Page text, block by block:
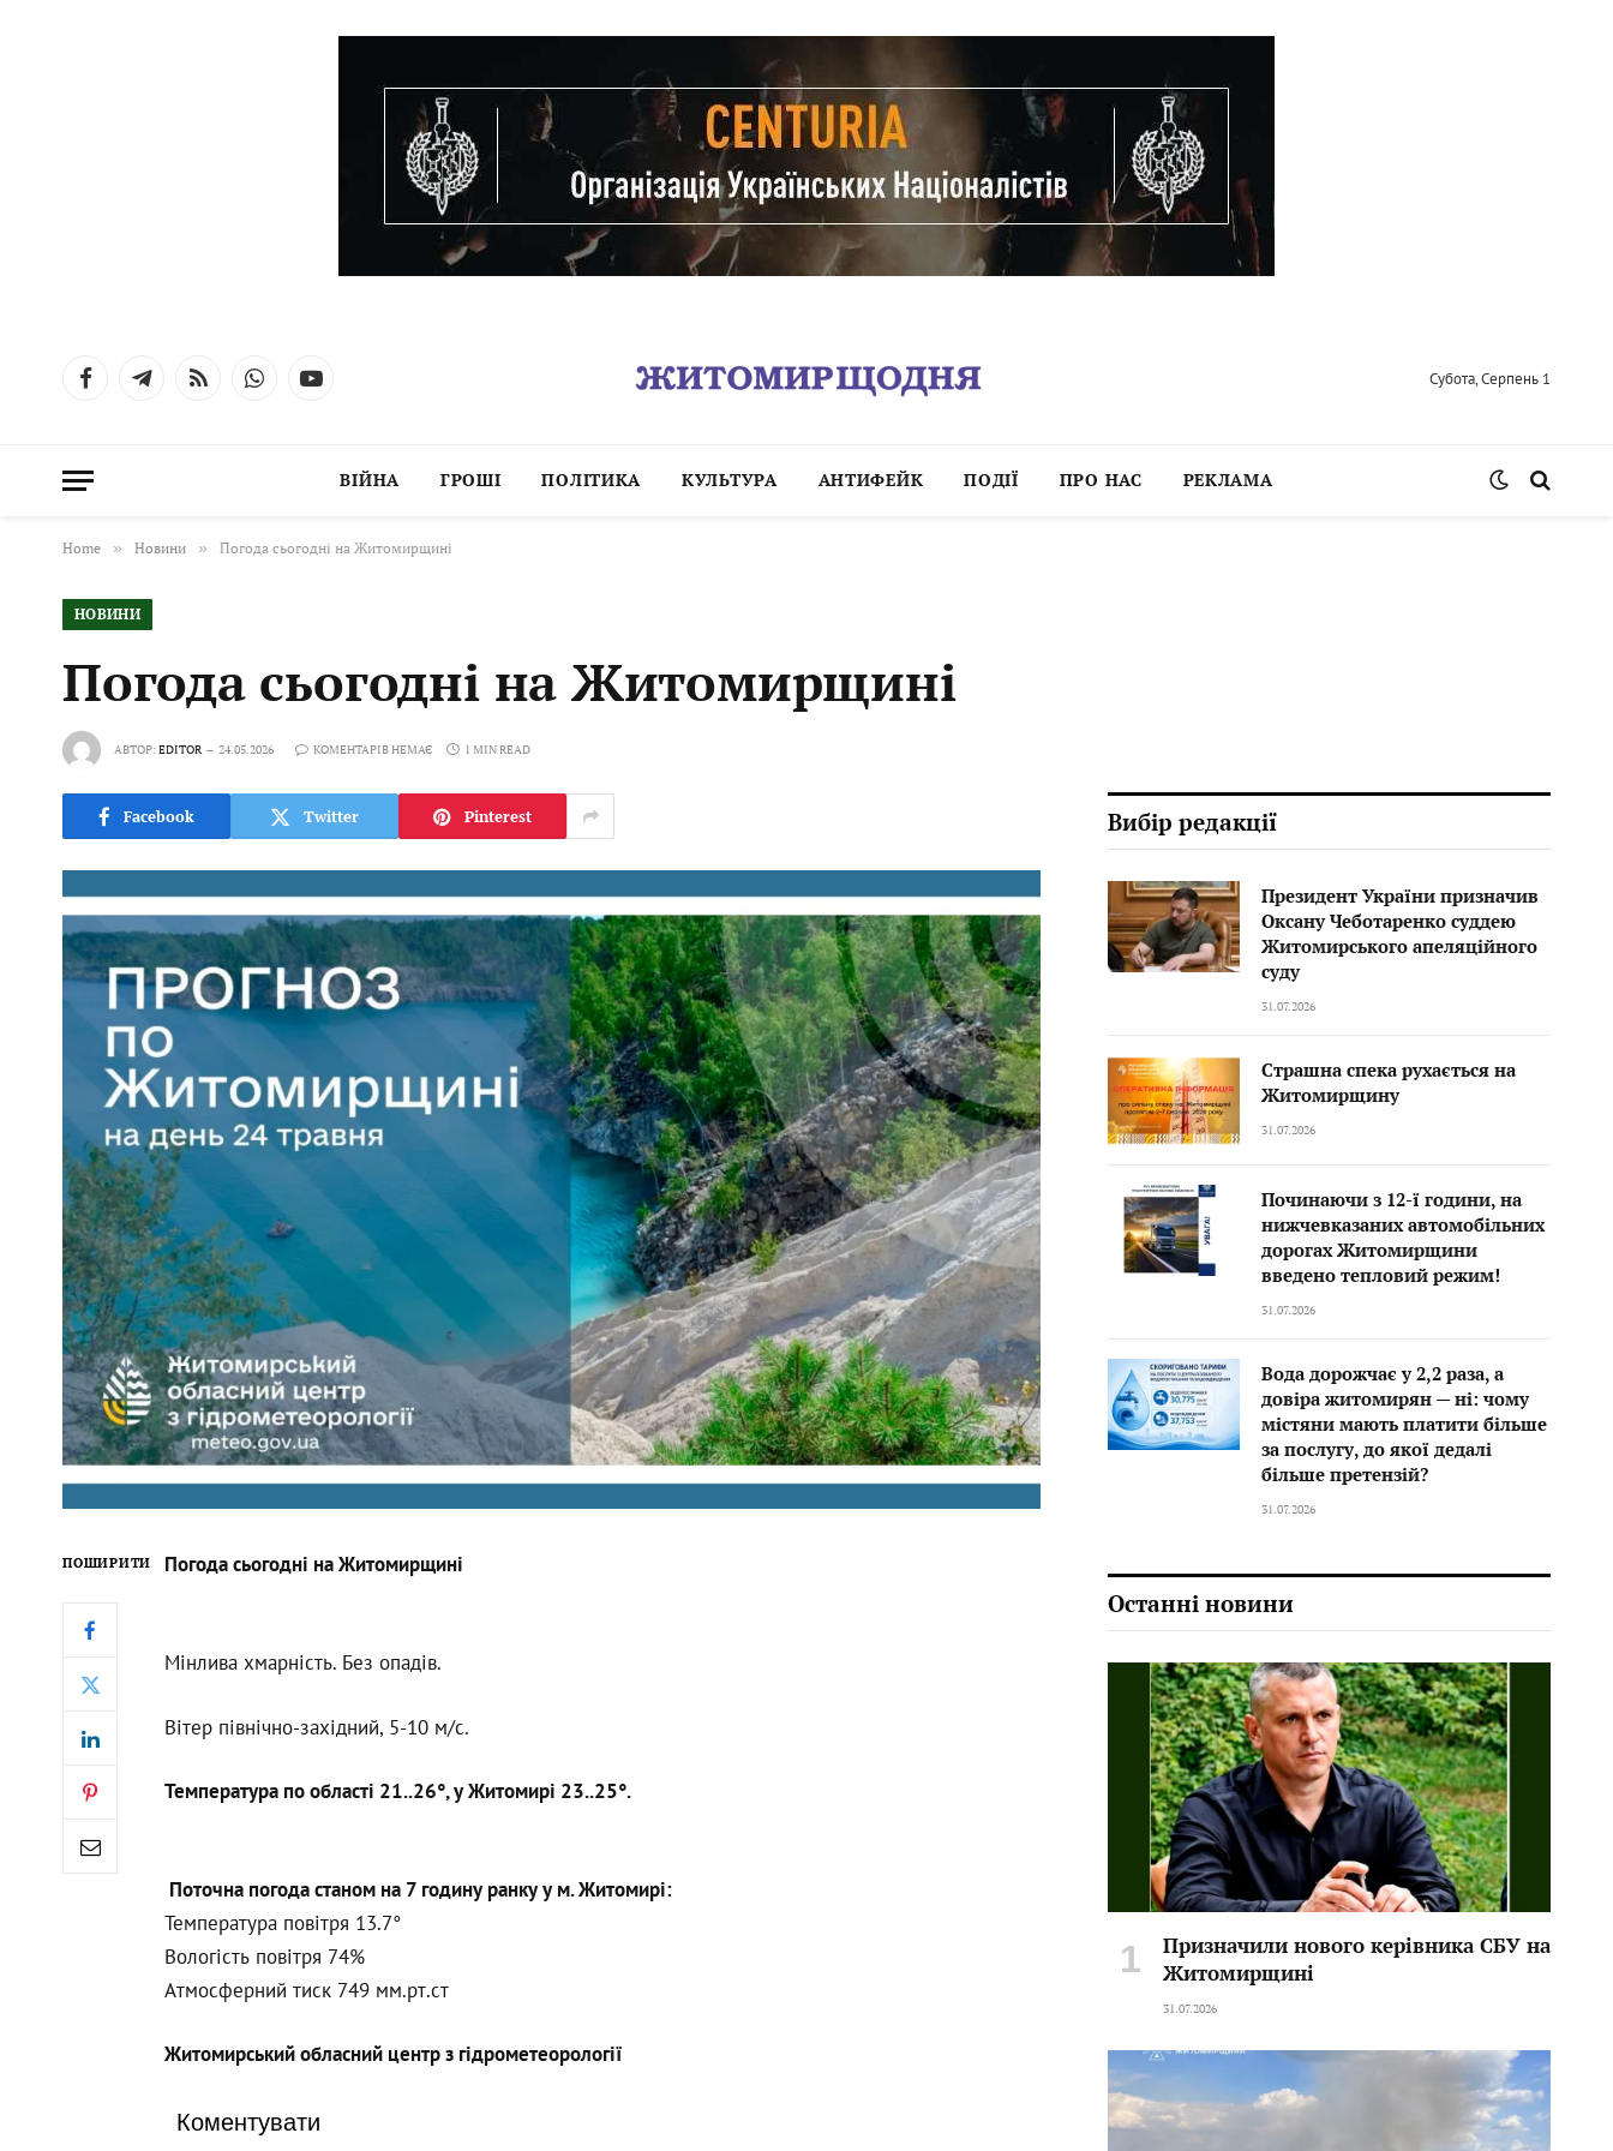
FacebookTelegramRSS WhatsAppYouTube Субота, Серпень 1
ВІЙНА ГРОШІ ПОЛІТИКА КУЛЬТУРА АНТИФЕЙК ПОДІЇ ПРО НАС РЕКЛАМА
Home » Новини » Погода сьогодні на Житомирщині
НОВИНИ
Погода сьогодні на Житомирщині
АВТОР:EDITOR 24.05.2026 КОМЕНТАРІВ НЕМАЄ 1 MIN READ
Facebook Twitter Pinterest
ПОШИРИТИ Погода сьогодні на Житомирщині
Мінлива хмарність. Без опадів.
Вітер північно-західний, 5-10 м/с.
Температура по області 21..26°, у Житомирі 23..25°.
Поточна погода станом на 7 годину ранку у м. Житомирі:
Температура повітря 13.7°
Вологість повітря 74%
Атмосферний тиск 749 мм.рт.ст
Житомирський обласний центр з гідрометеорології
Коментувати
Вибір редакції
Президент України призначив
Оксану Чеботаренко суддею
Житомирського апеляційного
суду
31.07.2026
Страшна спека рухається на
Житомирщину
31.07.2026
Починаючи з 12-ї години, на
нижчевказаних автомобільних
дорогах Житомирщини
введено тепловий режим!
31.07.2026
Вода дорожчає у 2,2 раза, а
довіра житомирян — ні: чому
містяни мають платити більше
за послугу, до якої дедалі
більше претензій?
31.07.2026
Останні новини
Призначили нового керівника СБУ на
Житомирщині
31.07.2026